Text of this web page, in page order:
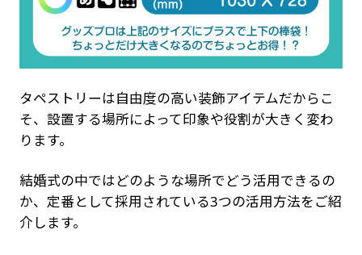
タペストリーは自由度の高い装飾アイテムだからこ
そ、設置する場所によって印象や役割が大きく変わ
ります。
結婚式の中ではどのような場所でどう活用できるの
か、定番として採用されている3つの活用方法をご紹
介します。